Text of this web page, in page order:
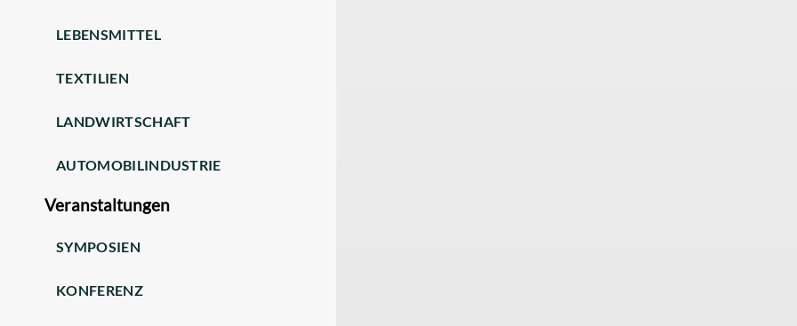
LEBENSMITTEL
TEXTILIEN
LANDWIRTSCHAFT
AUTOMOBILINDUSTRIE
Veranstaltungen
SYMPOSIEN
KONFERENZ